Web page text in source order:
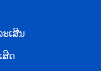
ະ ໄປເຮັດວຽກ
ເຮັດໃຫ້ພຣະເຈົ້າ
ນຂ້າມ ແມ່ນເພື່ອ
ະເສີນ
ສີດ